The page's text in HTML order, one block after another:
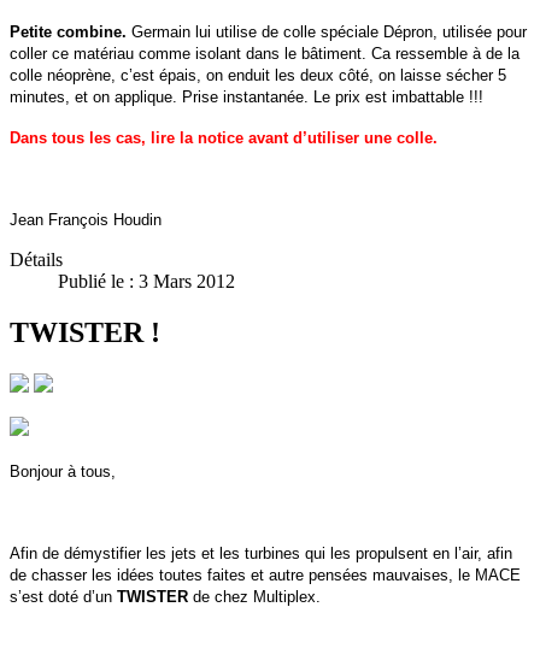
Petite combine. Germain lui utilise de colle spéciale Dépron, utilisée pour
coller ce matériau comme isolant dans le bâtiment. Ca ressemble à de la
colle néoprène, c’est épais, on enduit les deux côté, on laisse sécher 5
minutes, et on applique. Prise instantanée. Le prix est imbattable !!!
Dans tous les cas, lire la notice avant d’utiliser une colle.
Jean François Houdin
Détails
Publié le : 3 Mars 2012
TWISTER !
Bonjour à tous,
Afin de démystifier les jets et les turbines qui les propulsent en l’air, afin
de chasser les idées toutes faites et autre pensées mauvaises, le MACE
s’est doté d’un TWISTER de chez Multiplex.